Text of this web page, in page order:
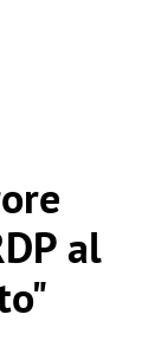
al